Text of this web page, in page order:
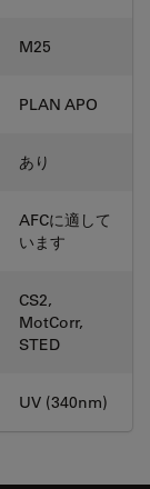
M25
PLAN APO
あり
AFCに適して
います
CS2,
MotCorr,
STED
UV (340nm)